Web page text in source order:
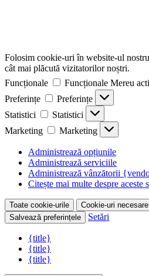
Folosim cookie-uri în website-ul
cât mai plăcută vizitatorilor noștri.
Funcționale
Funcționale Mereu
Preferințe
Preferințe
Statistici
Statistici
Marketing
Marketing
Administrează opțiunile
Administrează serviciile
Administrează vânzătorii
Citește mai multe despre aceste
Toate cookie-urile Cookie-uri necesare
Salvează preferințele
Setări
{title}
{title}
{title}